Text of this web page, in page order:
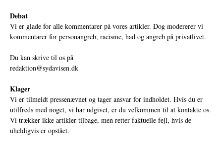
Debat
Vi er glade for alle kommentarer på vores artikler. Dog modererer vi
kommentarer for personangreb, racisme, had og angreb på privatlivet.
Du kan skrive til os på
redaktion@sydavisen.dk
Klager
Vi er tilmeldt pressenævnet og tager ansvar for indholdet. Hvis du er
utilfreds med noget, vi har udgivet, er du velkommen til at kontakte os.
Vi trækker ikke artikler tilbage, men retter faktuelle fejl, hvis de
uheldigvis er opstået.